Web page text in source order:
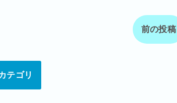
前の投稿
テゴリ